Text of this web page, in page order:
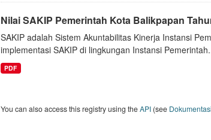
Nilai SAKIP Pemerintah Kota Balikpapan
SAKIP adalah Sistem Akuntabilitas Kinerja Instansi
implementasi SAKIP di lingkungan Instansi
PDF
You can also access this registry using theAPI(see